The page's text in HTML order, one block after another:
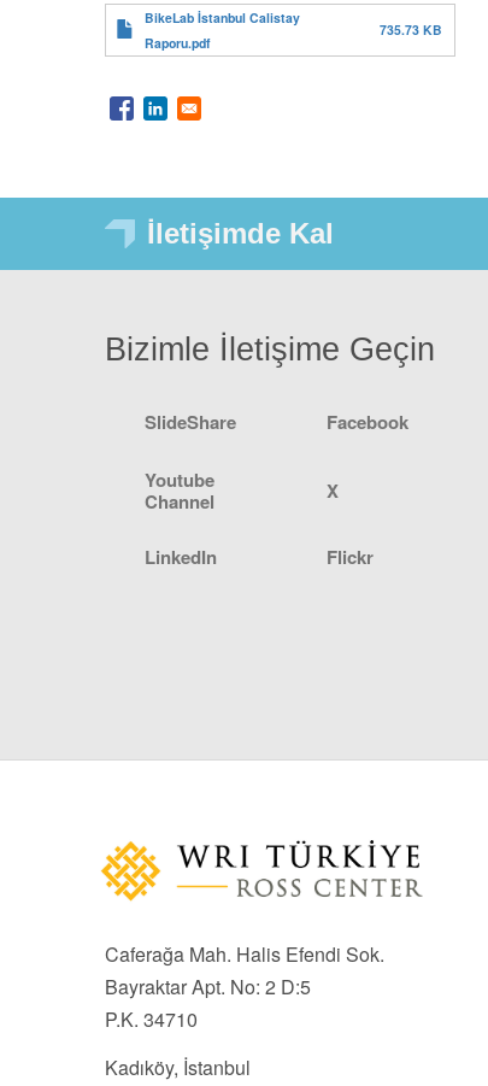
BikeLab İstanbul Calistay
Raporu.pdf
735.73 KB
İletişimde Kal
Bizimle İletişime Geçin
SlideShare Facebook
Youtube
Channel
X
LinkedIn Flickr
Caferağa Mah. Halis Efendi Sok.
Bayraktar Apt. No: 2 D:5
P.K. 34710
Kadıköy, İstanbul